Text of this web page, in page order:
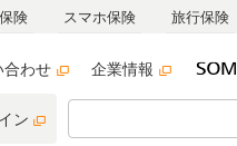
ン
険 スマホ保険 旅行保険
合わせ 企業情報